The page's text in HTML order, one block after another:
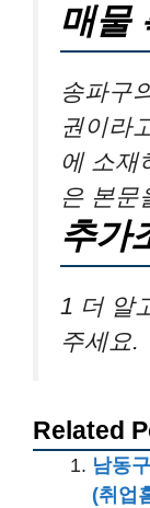
매물
송파구
권이라
에 소재
은 본문
추가
1 더 알
주세요.
Related
남동
(취업